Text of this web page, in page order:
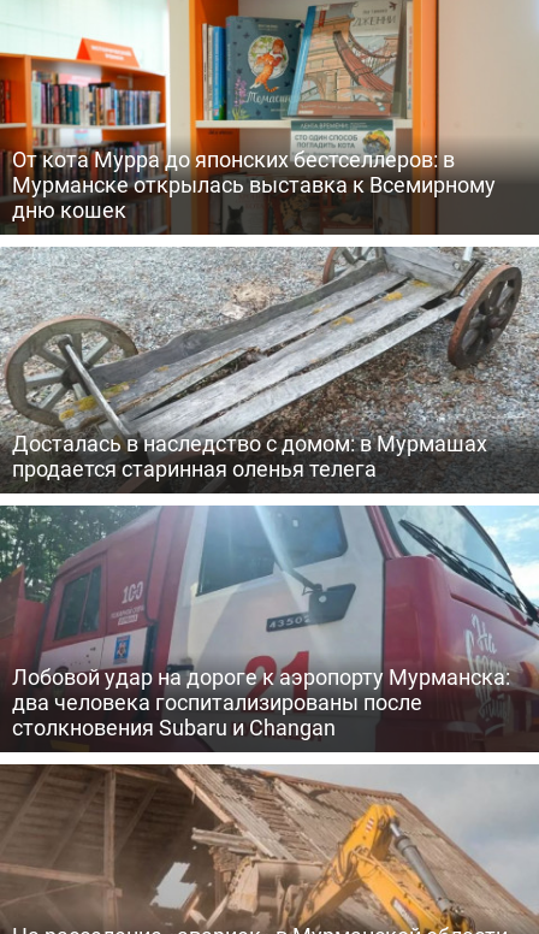
От кота Мурра до японских бестселлеров: в
Мурманске открылась выставка к Всемирному
дню кошек
Досталась в наследство с домом: в Мурмашах
продается старинная оленья телега
Лобовой удар на дороге к аэропорту Мурманска:
два человека госпитализированы после
столкновения Subaru и Changan